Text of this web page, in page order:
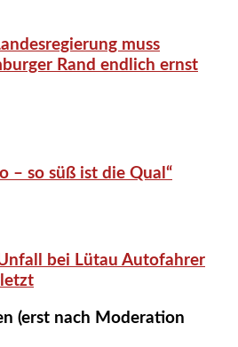
muss
Rand endlich ernst
– so süß ist die Qual“
bei Lütau Autofahrer
(erst nach Moderation